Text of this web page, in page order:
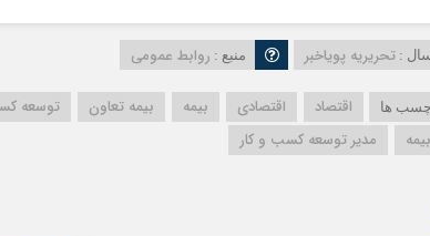
: تحریریه پویاخبر منبع : روابط عمومی
ها اقتصاد اقتصادی بیمه بیمه تعاون توسعه
مدیر توسعه کسب و‌ کار